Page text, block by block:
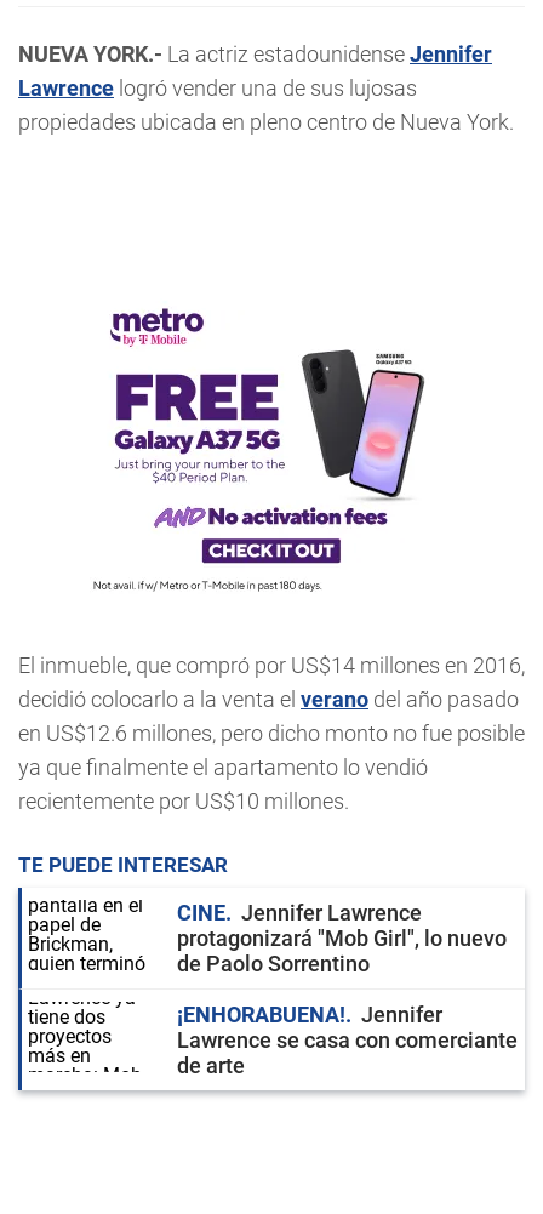
NUEVA YORK.- La actriz estadounidenseJennifer
Lawrence logró vender una de sus lujosas
propiedades ubicada en pleno centro de Nueva York.
El inmueble, que compró por US$14 millones en 2016,
decidió colocarlo a la venta el verano del año pasado
en US$12.6 millones, pero dicho monto no fue posible
ya que finalmente el apartamento lo vendió
recientemente por US$10 millones.
TE PUEDE INTERESAR
CINE
Jennifer Lawrence
protagonizará "Mob Girl", lo nuevo
de Paolo Sorrentino
¡ENHORABUENA!
Jennifer
Lawrence se casa con comerciante
de arte